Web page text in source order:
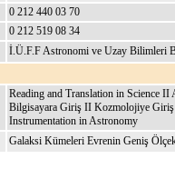
0 212 440 03 70
0 212 519 08 34
İ.Ü.F.F Astronomi ve Uzay Bilimleri
Reading and Translation in Science
Bilgisayara Giriş II Kozmolojiye Giriş
Instrumentation in Astronomy
Galaksi Kümeleri Evrenin Geniş